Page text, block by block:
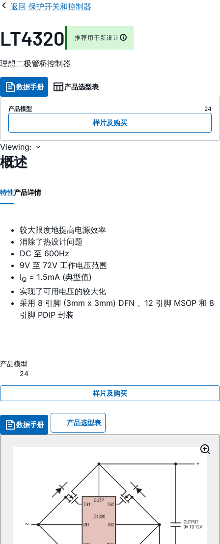
返回 保护开关和控制器
LT4320 推荐用于新设计
理想二极管桥控制器
数据手册 产品选型表
产品模型 24
样片及购买
Viewing:
概述
特性产品详情
较大限度地提高电源效率
消除了热设计问题
DC 至 600Hz
9V 至 72V 工作电压范围
IQ = 1.5mA (典型值)
实现了可用电压的较大化
采用 8 引脚 (3mm x 3mm) DFN 、12 引脚 MSOP 和 8
引脚 PDIP 封装
产品模型
24
样片及购买
数据手册 产品选型表